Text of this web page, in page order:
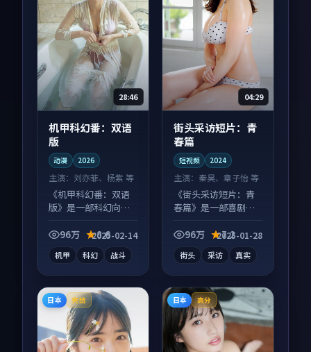
28:46
机甲科幻番：双语
版
动漫 2026
主演： 刘亦菲、杨紫 等
《机甲科幻番：双语
版》是一部科幻向动
层推进，尾声常有情
96万 8.6
2025-02-14
机甲 科幻 战斗
04:29
街头采访短片：青
春篇
短视频 2024
主演： 秦昊、章子怡 等
《街头采访短片：青
春篇》是一部喜剧向
事并行，细节值得二
96万 7.2
2025-01-28
街头 采访 真实
日本 完结 日本 高分